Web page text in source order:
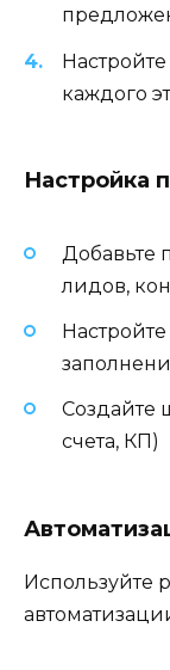
каждого
Настройка
Добавьте
лидов,
Создайте
счета, КП)
Используйте